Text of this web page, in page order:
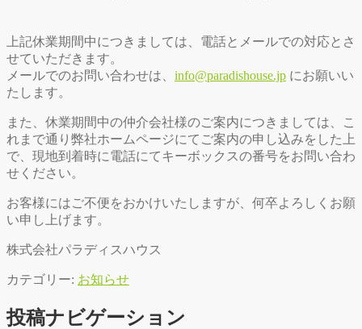
上記休業期間中につきましては、電話とメールでの対応とさ
せていただきます。
メールでのお問い合わせは、 info@paradishouse.jp にお願いい
たします。
また、休業期間中の仲介会社様のご案内につきましては、こ
れまで通り弊社ホームページにてご案内の申し込みをした上
で、現地到着時に電話にてキーボックスの番号をお問い合わ
せください。
お客様にはご不便をおかけいたしますが、何卒よろしくお願
い申し上げます。
株式会社パラディスハウス
カテゴリー: お知らせ
投稿ナビゲーション